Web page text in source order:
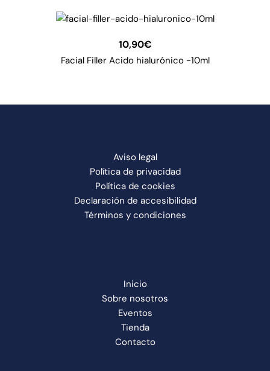
10,90€
Facial Filler Acido hialurónico -10ml
Aviso legal
Política de privacidad
Política de cookies
Declaración de accesibilidad
Términos y condiciones
Inicio
Sobre nosotros
Eventos
Tienda
Contacto